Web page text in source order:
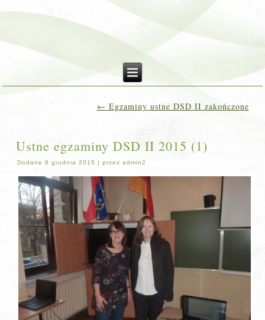
← Egzaminy ustne DSD II zakończone
Ustne egzaminy DSD II 2015 (1)
Dodane 8 grudnia 2015 |przez admin2